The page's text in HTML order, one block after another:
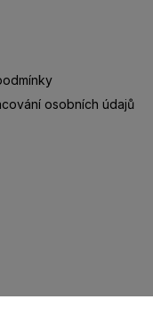
osobních údajů